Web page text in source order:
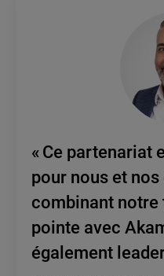
« Ce partenariat
pour nous et
combinant notre
pointe avec
également